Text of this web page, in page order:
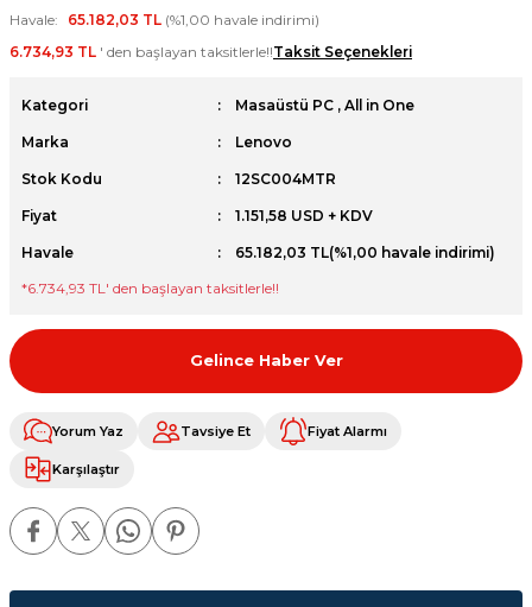
Havale 65.182,03 TL (%1,00 havale indirimi)
6.734,93 TL ' den başlayan taksitlerle!!Taksit Seçenekleri
Kategori Masaüstü PC , All in One
Marka Lenovo
Stok Kodu 12SC004MTR
Fiyat 1.151,58 USD + KDV
Havale 65.182,03 TL(%1,00 havale indirimi)
*6.734,93 TL' den başlayan taksitlerle!!
Gelince Haber Ver
Yorum Yaz Tavsiye Et Fiyat Alarmı
Karşılaştır